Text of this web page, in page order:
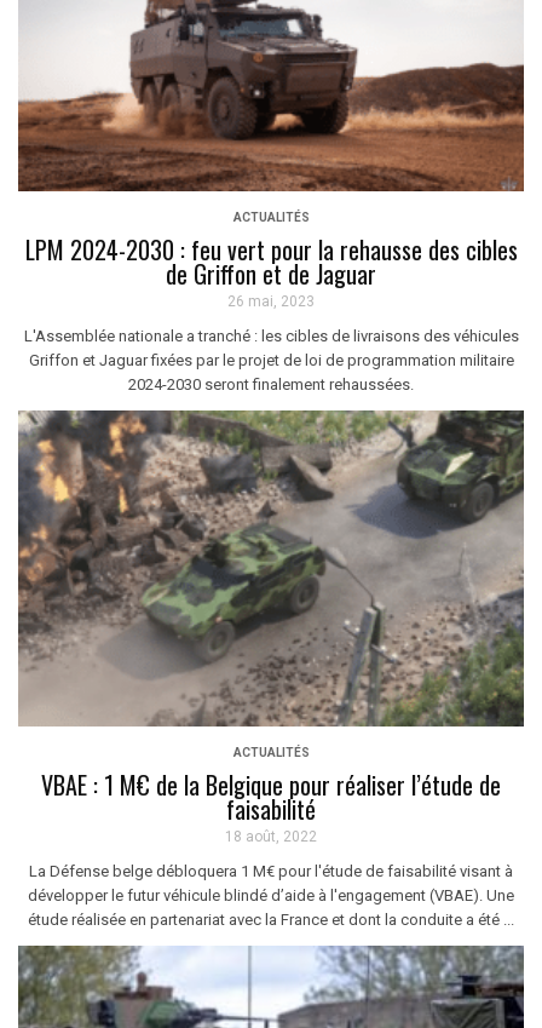
ACTUALITÉS
LPM 2024-2030 : feu vert pour la rehausse des cibles
de Griffon et de Jaguar
26 mai, 2023
L'Assemblée nationale a tranché : les cibles de livraisons des véhicules
Griffon et Jaguar fixées par le projet de loi de programmation militaire
2024-2030 seront finalement rehaussées.
ACTUALITÉS
VBAE : 1 M€ de la Belgique pour réaliser l’étude de
faisabilité
18 août, 2022
La Défense belge débloquera 1 M€ pour l'étude de faisabilité visant à
développer le futur véhicule blindé d’aide à l'engagement (VBAE). Une
étude réalisée en partenariat avec la France et dont la conduite a été ...